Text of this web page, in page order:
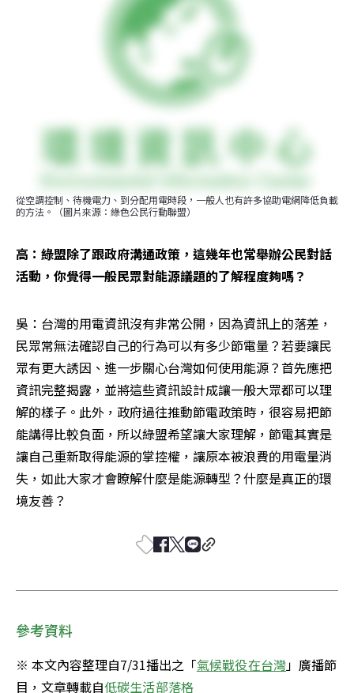
從空調控制、待機電力、到分配用電時段，一般人也有許多協助電網降低負載
的方法。（圖片來源：綠色公民行動聯盟）
高：綠盟除了跟政府溝通政策，這幾年也常舉辦公民對話
活動，你覺得一般民眾對能源議題的了解程度夠嗎？
吳：台灣的用電資訊沒有非常公開，因為資訊上的落差，
民眾常無法確認自己的行為可以有多少節電量？若要讓民
眾有更大誘因、進一步關心台灣如何使用能源？首先應把
資訊完整揭露，並將這些資訊設計成讓一般大眾都可以理
解的樣子。此外，政府過往推動節電政策時，很容易把節
能講得比較負面，所以綠盟希望讓大家理解，節電其實是
讓自己重新取得能源的掌控權，讓原本被浪費的用電量消
失，如此大家才會瞭解什麼是能源轉型？什麼是真正的環
境友善？
參考資料
※ 本文內容整理自7/31播出之「氣候戰役在台灣」廣播節
目，文章轉載自低碳生活部落格